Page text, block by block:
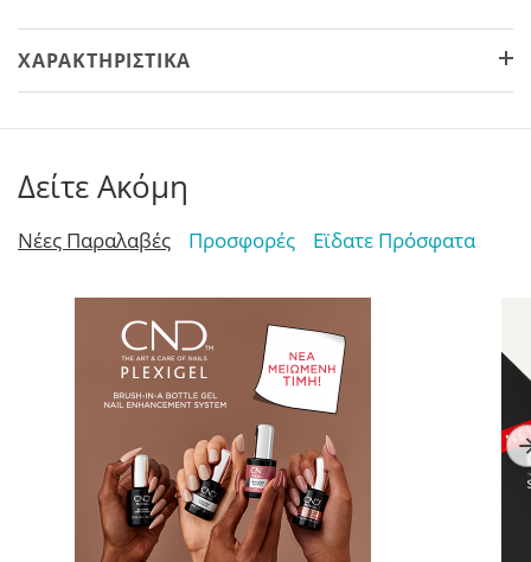
ΧΑΡΑΚΤΗΡΙΣΤΙΚΆ
Δείτε Ακόμη
Νέες Παραλαβές Προσφορές Εϊδατε Πρόσφατα